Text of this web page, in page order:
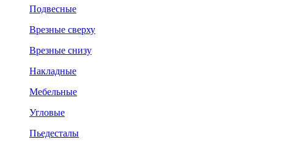
Подвесные
Врезные сверху
Врезные снизу
Накладные
Мебельные
Угловые
Пьедесталы